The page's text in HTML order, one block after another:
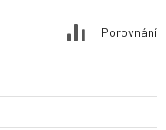
Porovnání